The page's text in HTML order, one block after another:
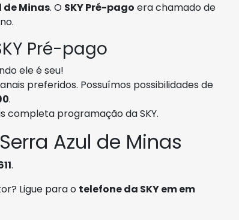
de Minas. O SKY Pré-pago era chamado de
Pré-pago
ele é seu!
preferidos. Possuímos possibilidades de
.
completa programação da SKY.
Azul de Minas
.
Ligue para o telefone da SKY em em